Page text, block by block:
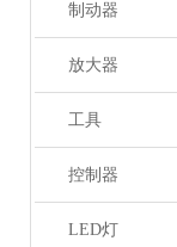
制动器
放大器
工具
控制器
LED灯